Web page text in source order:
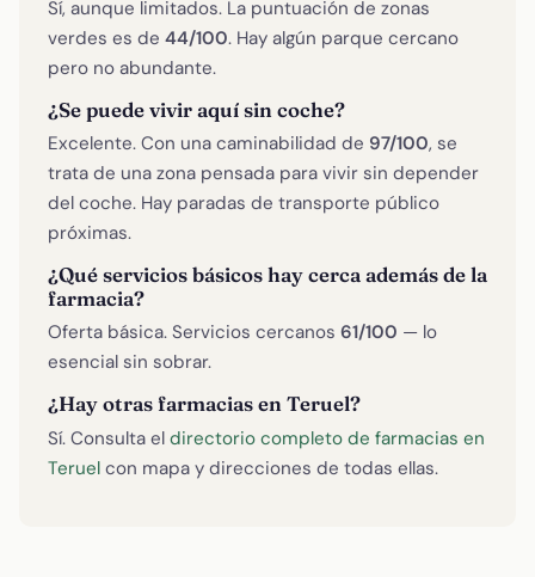
Sí, aunque limitados. La puntuación de zonas
verdes es de 44/100. Hay algún parque cercano
pero no abundante.
¿Se puede vivir aquí sin coche?
Excelente. Con una caminabilidad de 97/100, se
trata de una zona pensada para vivir sin depender
del coche. Hay paradas de transporte público
próximas.
¿Qué servicios básicos hay cerca además de la
farmacia?
Oferta básica. Servicios cercanos 61/100 — lo
esencial sin sobrar.
¿Hay otras farmacias en Teruel?
Sí. Consulta el directorio completo de farmacias en
Teruel con mapa y direcciones de todas ellas.